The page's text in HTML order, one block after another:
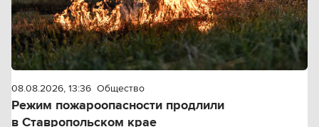
08.08.2026, 13:36 Общество
Режим пожароопасности продлили
в Ставропольском крае